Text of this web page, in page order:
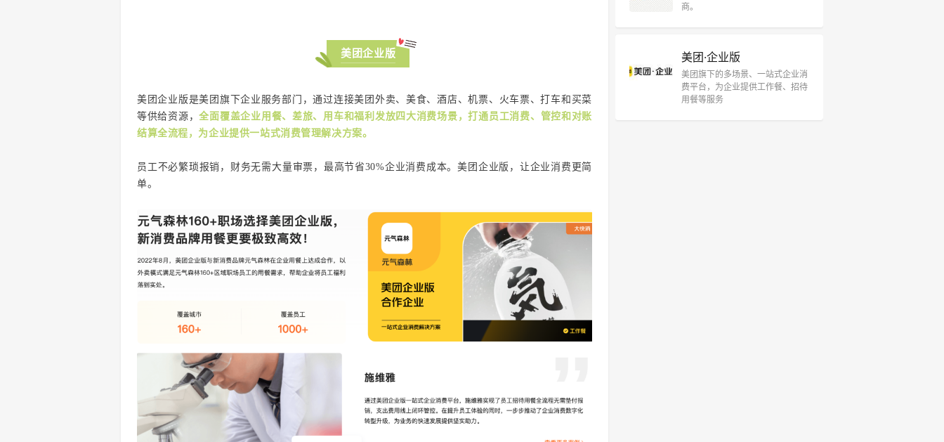
美团企业版
美团企业版是美团旗下企业服务部门，通过连接美团外卖、美食、酒店、机票、火车票、打车和买菜
等供给资源，全面覆盖企业用餐、差旅、用车和福利发放四大消费场景，打通员工消费、管控和对账
结算全流程，为企业提供一站式消费管理解决方案。
员工不必繁琐报销，财务无需大量审票，最高节省30%企业消费成本。美团企业版，让企业消费更简
单。
商。
美团·企业版
美团旗下的多场景、一站式企业消
费平台，为企业提供工作餐、招待
用餐等服务